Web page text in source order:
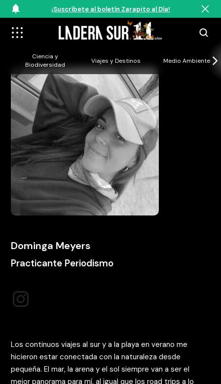
¡Suscríbete al boletín Zarapito al Día!
Ciencia y
Biodiversidad
Viajes y Destinos Medio Ambiente
Dominga Meyers
Practicante Periodismo
https://www.instagram.com/domimeyerss
Los continuos viajes al sur y a la playa en verano me
hicieron estar conectada con la naturaleza desde
pequeña. El mar, la arena y el sol siempre van a ser el
mejor panorama para mí, al igual que los road trips a lo